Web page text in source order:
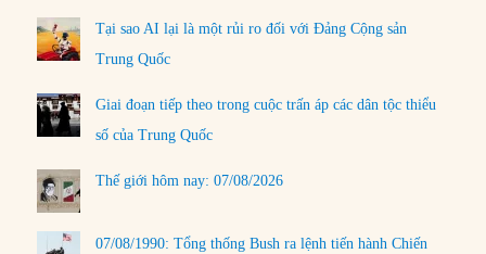
Tại sao AI lại là một rủi ro đối với Đảng Cộng sản
Trung Quốc
Giai đoạn tiếp theo trong cuộc trấn áp các dân tộc thiểu
số của Trung Quốc
Thế giới hôm nay: 07/08/2026
07/08/1990: Tổng thống Bush ra lệnh tiến hành Chiến